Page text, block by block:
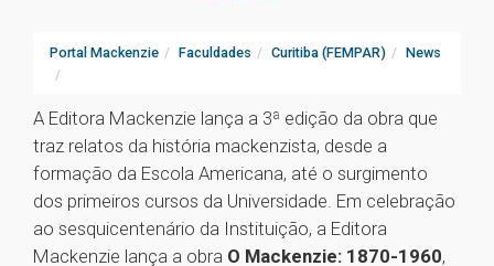
Portal Mackenzie Faculdades Curitiba (FEMPAR) News
A Editora Mackenzie lança a 3ª edição da obra que
traz relatos da história mackenzista, desde a
formação da Escola Americana, até o surgimento
dos primeiros cursos da Universidade. Em celebração
ao sesquicentenário da Instituição, a Editora
Mackenzie lança a obra O Mackenzie: 1870-1960,